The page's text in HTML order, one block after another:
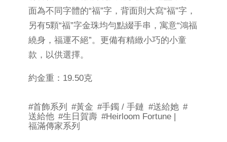
面為不同字體的“福”字，背面則大寫“福”字，
另有5顆“福”字金珠均勻點綴手串，寓意“鴻福
繞⾝，福運不絕”。更備有精緻小巧的小童
款，以供選擇。
約金重：19.50克
#首飾系列 #黃金 #手鐲 / 手鏈 #送給她 #
送給他 #生日賀壽 #Heirloom Fortune |
福滿傳家系列